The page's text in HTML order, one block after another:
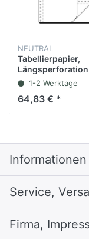
NEUTRAL
Tabellierpapier,
304,8 mm, 2fach,
g/m², blanko,
Blatt)
1-2 Werktage
64,83 € *
Informationen
Service,
Firma,